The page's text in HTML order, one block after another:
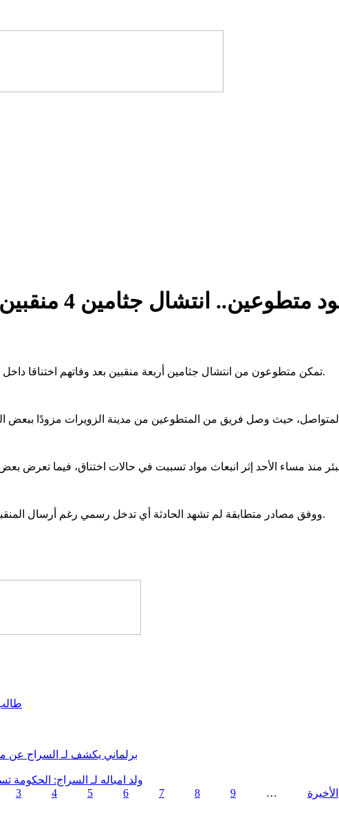
انتشال جثامين 4 منقبين توفوا اختناقا داخل بئر للتنقيب
تمكن متطوعون من انتشال جثامين أربعة منقبين بعد وفاتهم اختناقا داخل بئر للتنقيب عن الذهب في منطقة "تنومر" بولاية تيرس الزمور.
ووفق مصادر متطابقة لم تشهد الحادثة أي تدخل رسمي رغم أرسال المنقبين لنداءات استغاثة متكررة إلى الجهات الحكومية في المنطقة.
برلماني يكشف لـ السراج عن
ولد امباله لـ السراج: الحكومة
3 4 5 6 7 8 9 …